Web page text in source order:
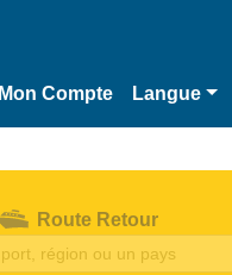
Mon Compte Langue
Route Retour